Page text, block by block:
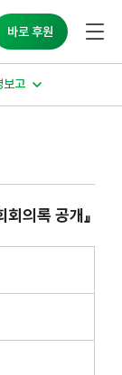
바로 후원
보고
의록 공개』